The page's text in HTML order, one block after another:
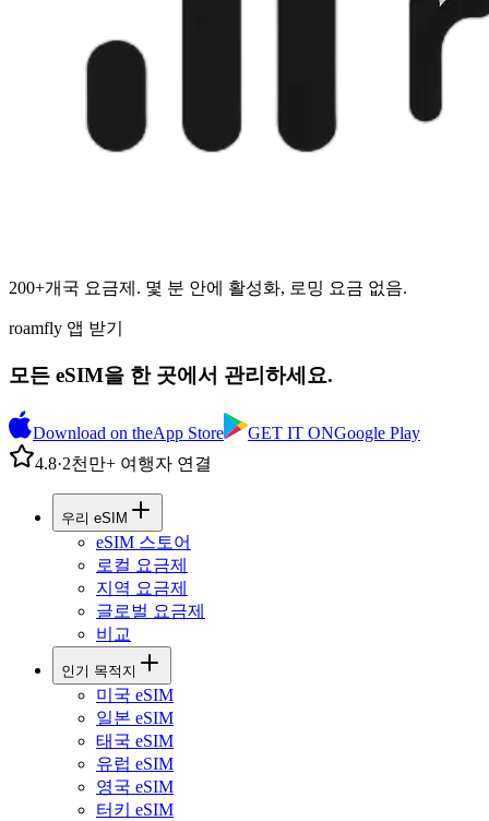
200+개국 요금제. 몇 분 안에 활성화, 로밍 요금 없음.
roamfly 앱 받기
모든 eSIM을 한 곳에서 관리하세요.
Download on theApp Store GET IT ONGoogle Play
4.8·2천만+ 여행자 연결
우리 eSIM
eSIM 스토어
로컬 요금제
지역 요금제
글로벌 요금제
비교
인기 목적지
미국 eSIM
일본 eSIM
태국 eSIM
유럽 eSIM
영국 eSIM
터키 eSIM